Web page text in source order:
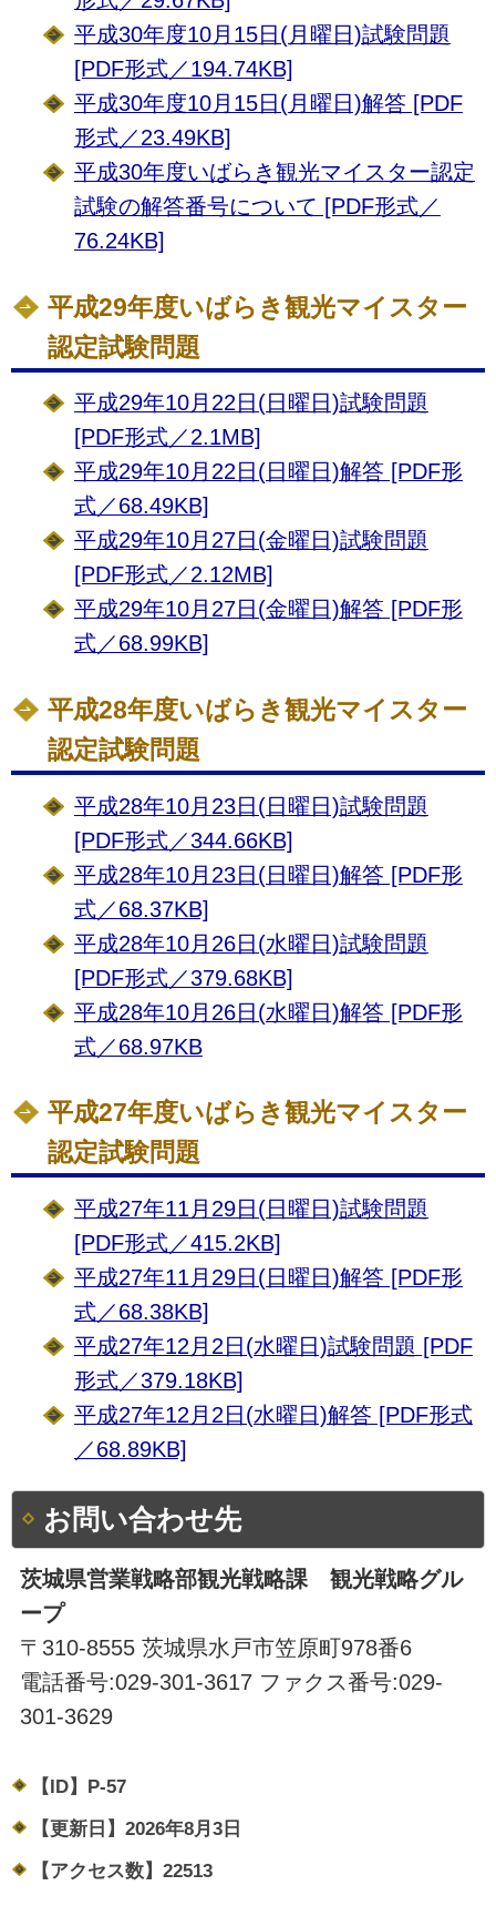
平成30年度10月15日(月曜日)試験問題
[PDF形式／194.74KB]
平成30年度10月15日(月曜日)解答 [PDF
形式／23.49KB]
平成30年度いばらき観光マイスター認定
試験の解答番号について [PDF形式／
76.24KB]
平成29年度いばらき観光マイスター
認定試験問題
平成29年10月22日(日曜日)試験問題
[PDF形式／2.1MB]
平成29年10月22日(日曜日)解答 [PDF形
式／68.49KB]
平成29年10月27日(金曜日)試験問題
[PDF形式／2.12MB]
平成29年10月27日(金曜日)解答 [PDF形
式／68.99KB]
平成28年度いばらき観光マイスター
認定試験問題
平成28年10月23日(日曜日)試験問題
[PDF形式／344.66KB]
平成28年10月23日(日曜日)解答 [PDF形
式／68.37KB]
平成28年10月26日(水曜日)試験問題
[PDF形式／379.68KB]
平成28年10月26日(水曜日)解答 [PDF形
式／68.97KB
平成27年度いばらき観光マイスター
認定試験問題
平成27年11月29日(日曜日)試験問題
[PDF形式／415.2KB]
平成27年11月29日(日曜日)解答 [PDF形
式／68.38KB]
平成27年12月2日(水曜日)試験問題 [PDF
形式／379.18KB]
平成27年12月2日(水曜日)解答 [PDF形式
／68.89KB]
お問い合わせ先
茨城県営業戦略部観光戦略課 観光戦略グル
ープ
〒310-8555 茨城県水戸市笠原町978番6
電話番号:029-301-3617 ファクス番号:029-
301-3629
【ID】 P-57
【更新日】 2026年8月3日
【アクセス数】 22513